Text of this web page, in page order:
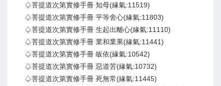
♤菩提道次第實修手冊 知母(緣氣:11519)
♤菩提道次第實修手冊 平等舍心(緣氣:11803)
♤菩提道次第實修手冊 生起出離心(緣氣:11110)
♤菩提道次第實修手冊 業和業果(緣氣:11441)
♤菩提道次第實修手冊 皈依(緣氣:10542)
♤菩提道次第實修手冊 惡道苦(緣氣:10732)
♤菩提道次第實修手冊 死無常(緣氣:11445)